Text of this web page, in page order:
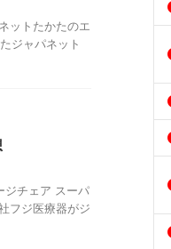
ットたかたのエ
ジャパネット
ジチェア スーパ
フジ医療器がジ